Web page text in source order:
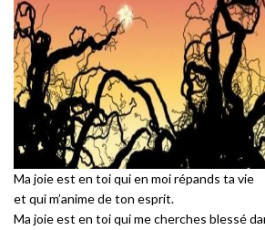
Ma joie est en toi qui en moi répands ta vie
et qui m’anime de ton esprit.
Ma joie est en toi qui me cherches blessé